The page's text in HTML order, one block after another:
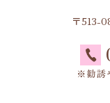
〒513-